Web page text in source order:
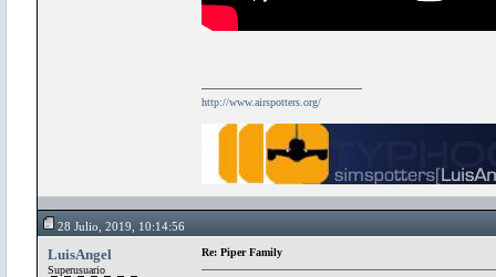
http://www.airspotters.org/
28 Julio, 2019, 10:14:56
LuisAngel
Superusuario
Re: Piper Family